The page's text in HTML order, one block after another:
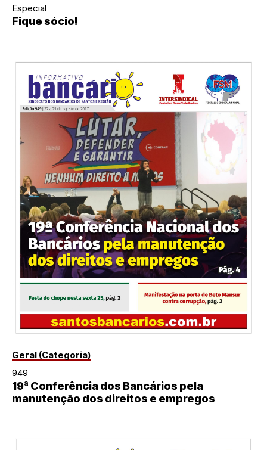
Especial
Fique sócio!
Geral (Categoria)
949
19ª Conferência dos Bancários pela
manutenção dos direitos e empregos